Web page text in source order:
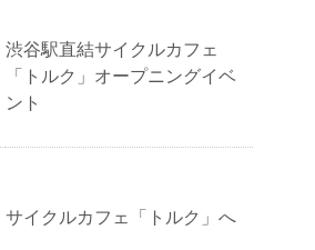
渋谷駅直結サイクルカフェ
「トルク」オープニングイベ
ント
サイクルカフェ「トルク」へ